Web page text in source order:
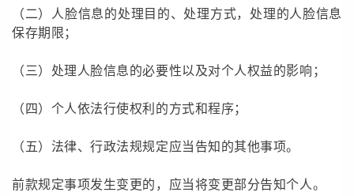
（二）人脸信息的处理目的、处理方式，处理的人脸信息
保存期限；
（三）处理人脸信息的必要性以及对个人权益的影响；
（四）个人依法行使权利的方式和程序；
（五）法律、行政法规规定应当告知的其他事项。
前款规定事项发生变更的，应当将变更部分告知个人。